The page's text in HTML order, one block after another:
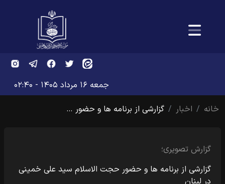
جمعه ۱۶ مرداد ۱۴۰۵ - ۰۲:۴۰
خانه
اخبار گزارشی از برنامه ها و حضور …
گزارش تصویری؛
گزارشی از برنامه ها و حضور حجت الاسلام سید علی خمینی
در لبنان